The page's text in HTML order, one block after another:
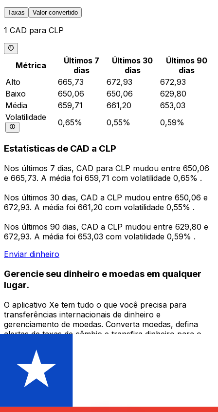
Taxas Valor convertido
1 CAD para CLP
Métrica
Últimos 7
dias
Últimos 30
dias
Últimos 90
dias
Alto
665,73 672,93
672,93
Baixo
650,06 650,06
629,80
Média
659,71 661,20
653,03
Volatilidade
0,65% 0,55% 0,59%
Estatísticas de CAD a CLP
Nos últimos 7 dias, CAD para CLP mudou entre 650,06
e 665,73. A média foi 659,71 com volatilidade 0,65% .
Nos últimos 30 dias, CAD a CLP mudou entre 650,06 e
672,93. A média foi 661,20 com volatilidade 0,55% .
Nos últimos 90 dias, CAD a CLP mudou entre 629,80 e
672,93. A média foi 653,03 com volatilidade 0,59% .
Enviar dinheiro
Gerencie seu dinheiro e moedas em qualquer
lugar.
O aplicativo Xe tem tudo o que você precisa para
transferências internacionais de dinheiro e
gerenciamento de moedas. Converta moedas, defina
alertas de taxas de câmbio e transfira dinheiro para o